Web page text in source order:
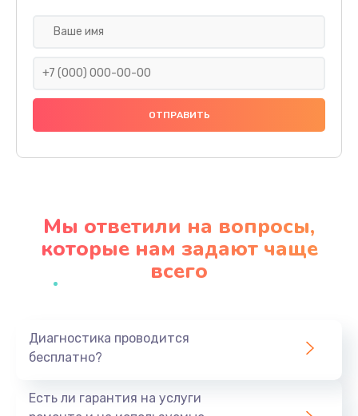
Замена праймера
1000 руб.
Заказать
Профилактическая чистка
Заказать
Мы ответили на вопросы,
которые нам задают чаще
всего
Диагностика проводится
бесплатно?
Есть ли гарантия на услуги